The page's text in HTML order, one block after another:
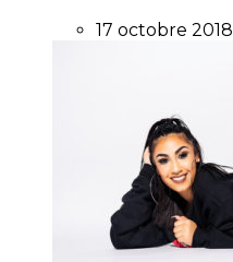
17 octobre 2018